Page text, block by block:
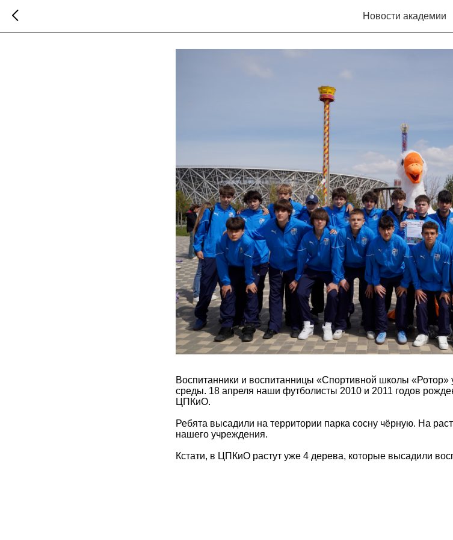
Новости академии
Воспитанники и воспитанницы «Спортивной школы
среды. 18 апреля наши футболисты 2010 и 2011 годов
ЦПКиО.
Ребята высадили на территории парка сосну чёрную. На
нашего учреждения.
Кстати, в ЦПКиО растут уже 4 дерева, которые высадили